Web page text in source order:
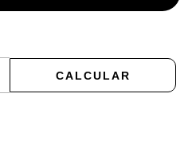
CALCULAR